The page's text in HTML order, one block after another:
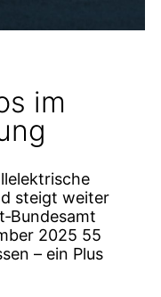
im
steigt weiter
2025 55
– ein Plus